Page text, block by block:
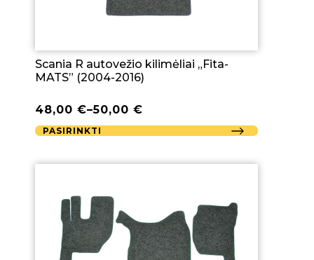
Scania R autovežio kilimėliai „Fita-
MATS” (2004-2016)
48,00 €–50,00 €
PASIRINKTI